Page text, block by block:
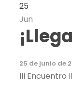
25
Jun
25 de junio de
III Encuentro